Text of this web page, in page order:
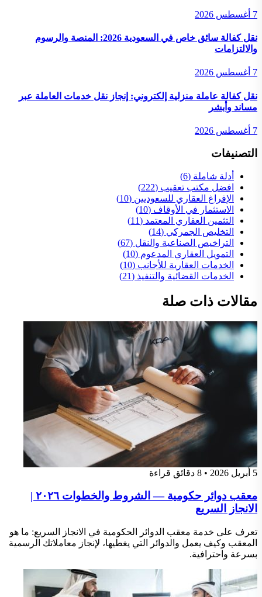
7 أغسطس 2026
نقل كفالة سائق خاص في السعودية 2026: المنصة والرسوم
والالتزامات
7 أغسطس 2026
نقل كفالة عاملة منزلية إلكتروني: إنجاز نقل خدمات العاملة عبر
مساند وأبشر
7 أغسطس 2026
التصنيفات
أدلة شاملة (6)
افضل مكتب تعقيب (222)
الإفراغ العقاري للسعوديين (10)
الاستثمار في الأوقاف (10)
التثمين العقاري المعتمد (11)
التخليص الجمركي (14)
التراخيص الصناعية والنقل (67)
التمويل العقاري المدعوم (10)
الخدمات العقارية للأجانب (10)
الخدمات القضائية والتنفيذ (21)
مقالات ذات صلة
5 أبريل 2026 • 8 دقائق قراءة
معقب دوائر حكومية — الشروط والخطوات ٢٠٢٦ |
الانجاز السريع
تعرف على خدمة معقب الدوائر الحكومية في الانجاز السريع: ما هو
المعقب وكيف يعمل والدوائر التي يغطيها، لإنجاز معاملاتك الرسمية
بسرعة واحترافية.